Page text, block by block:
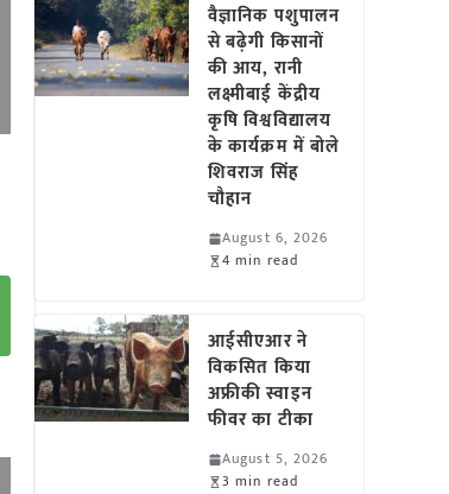
वैज्ञानिक पशुपालन
से बढ़ेगी किसानों
की आय, रानी
लक्ष्मीबाई केंद्रीय
कृषि विश्वविद्यालय
के कार्यक्रम में बोले
शिवराज सिंह
चौहान
August 6, 2026
4 min read
आईसीएआर ने
विकसित किया
अफ्रीकी स्वाइन
फीवर का टीका
August 5, 2026
3 min read